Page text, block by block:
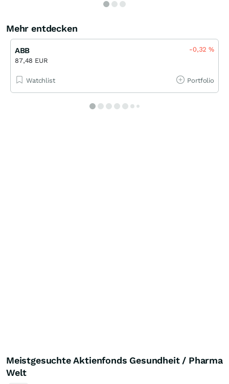
Mehr entdecken
ABB
87,48 EUR
-0,32%
Watchlist Portfolio
Meistgesuchte Aktienfonds Gesundheit / Pharma
Welt